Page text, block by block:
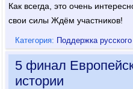
Как всегда, это очень
свои силы Ждём участников!
Категория: Поддержка
5 финал
истории